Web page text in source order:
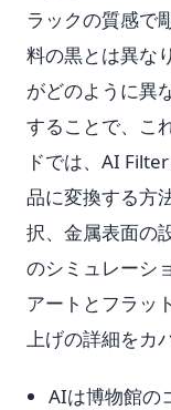
ラックの質感で
料の黒とは異な
がどのように異
することで、こ
ドでは、AI
品に変換する方
択、金属表面の
のシミュレーシ
アートとフラッ
上げの詳細をカ
AIは博物館の